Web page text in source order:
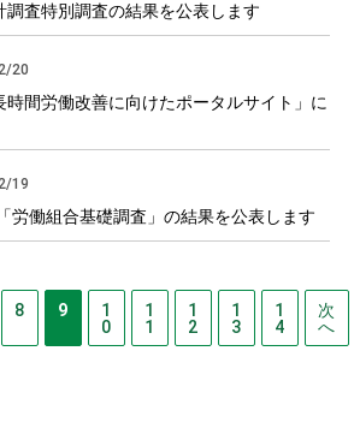
査特別調査の結果を公表します
20
時間労働改善に向けたポータルサイト」に
19
労働組合基礎調査」の結果を公表します
8 9
1
0
1
1
1
2
1
3
1
4
次
へ